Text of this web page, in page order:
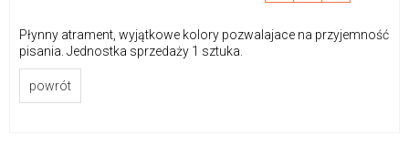
Płynny atrament, wyjątkowe kolory pozwalajace na przyjemność
pisania. Jednostka sprzedaży 1 sztuka.
powrót